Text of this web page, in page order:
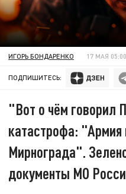
ИГОРЬ БОНДАРЕНКО 17 МАЯ 05:00
ПОДПИШИТЕСЬ:
"Вот о чём говорил
катастрофа:
Мирнограда".
документы МО